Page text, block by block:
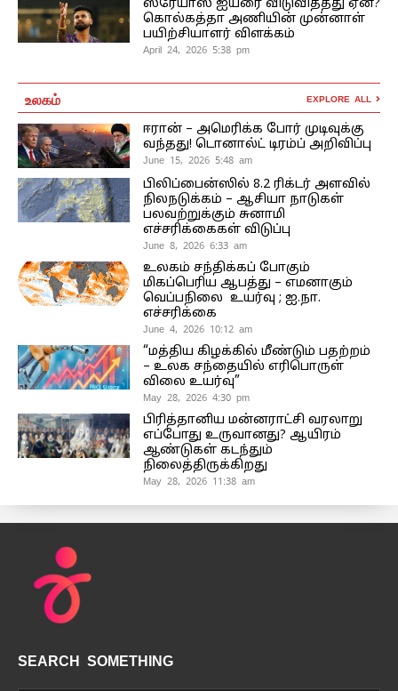
ஸ்ரேயாஸ் ஐயரை விடுவித்தது ஏன்?
கொல்கத்தா அணியின் முன்னாள்
பயிற்சியாளர் விளக்கம்
April 24, 2026 5:38 pm
உலகம் EXPLORE ALL
ஈரான் – அமெரிக்க போர் முடிவுக்கு
வந்தது! டொனால்ட் டிரம்ப் அறிவிப்பு
June 15, 2026 5:48 am
பிலிப்பைன்ஸில் 8.2 ரிக்டர் அளவில்
நிலநடுக்கம் – ஆசியா நாடுகள்
பலவற்றுக்கும் சுனாமி
எச்சரிக்கைகள் விடுப்பு
June 8, 2026 6:33 am
உலகம் சந்திக்கப் போகும்
மிகப்பெரிய ஆபத்து – எமனாகும்
வெப்பநிலை உயர்வு ; ஐ.நா.
எச்சரிக்கை
June 4, 2026 10:12 am
“மத்திய கிழக்கில் மீண்டும் பதற்றம்
– உலக சந்தையில் எரிபொருள்
விலை உயர்வு”
May 28, 2026 4:30 pm
பிரித்தானிய மன்னராட்சி வரலாறு
எப்போது உருவானது? ஆயிரம்
ஆண்டுகள் கடந்தும்
நிலைத்திருக்கிறது
May 28, 2026 11:38 am
SEARCH SOMETHING